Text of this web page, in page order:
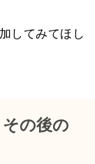
してみてほし
の後の